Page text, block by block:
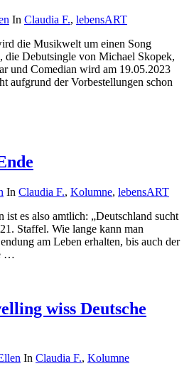
In Claudia F., lebensART
die Musikwelt um einen Song
Debutsingle von Michael Skopek,
und Comedian wird am 19.05.2023
aufgrund der Vorbestellungen schon
In Claudia F., Kolumne, lebensART
es also amtlich: „Deutschland sucht
Staffel. Wie lange kann man
am Leben erhalten, bis auch der
…
wiss Deutsche
In Claudia F., Kolumne